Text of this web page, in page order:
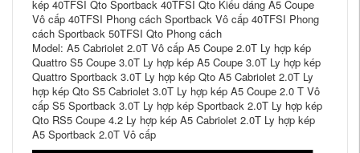
kép 40TFSI Qto Sportback 40TFSI Qto Kiểu dáng A5 Coupe
Vô cấp 40TFSI Phong cách Sportback Vô cấp 40TFSI Phong
cách Sportback 50TFSI Qto Phong cách
Model: A5 Cabriolet 2.0T Vô cấp A5 Coupe 2.0T Ly hợp kép
Quattro S5 Coupe 3.0T Ly hợp kép A5 Coupe 3.0T Ly hợp kép
Quattro Sportback 3.0T Ly hợp kép Qto A5 Cabriolet 2.0T Ly
hợp kép Qto S5 Cabriolet 3.0T Ly hợp kép A5 Coupe 2.0 T Vô
cấp S5 Sportback 3.0T Ly hợp kép Sportback 2.0T Ly hợp kép
Qto RS5 Coupe 4.2 Ly hợp kép A5 Cabriolet 2.0T Ly hợp kép
A5 Sportback 2.0T Vô cấp